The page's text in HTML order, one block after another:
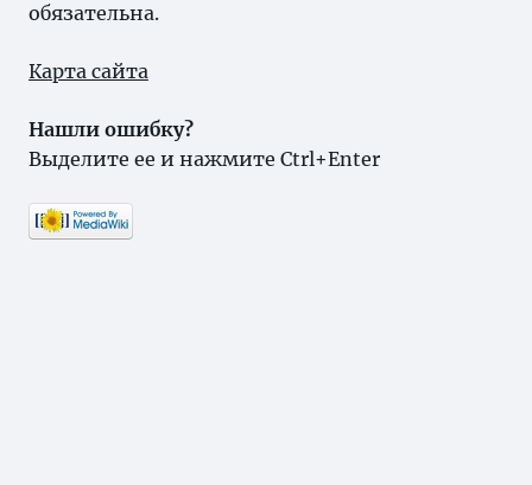
обязательна.
Карта сайта
Нашли ошибку?
Выделите ее и нажмите Ctrl+Enter